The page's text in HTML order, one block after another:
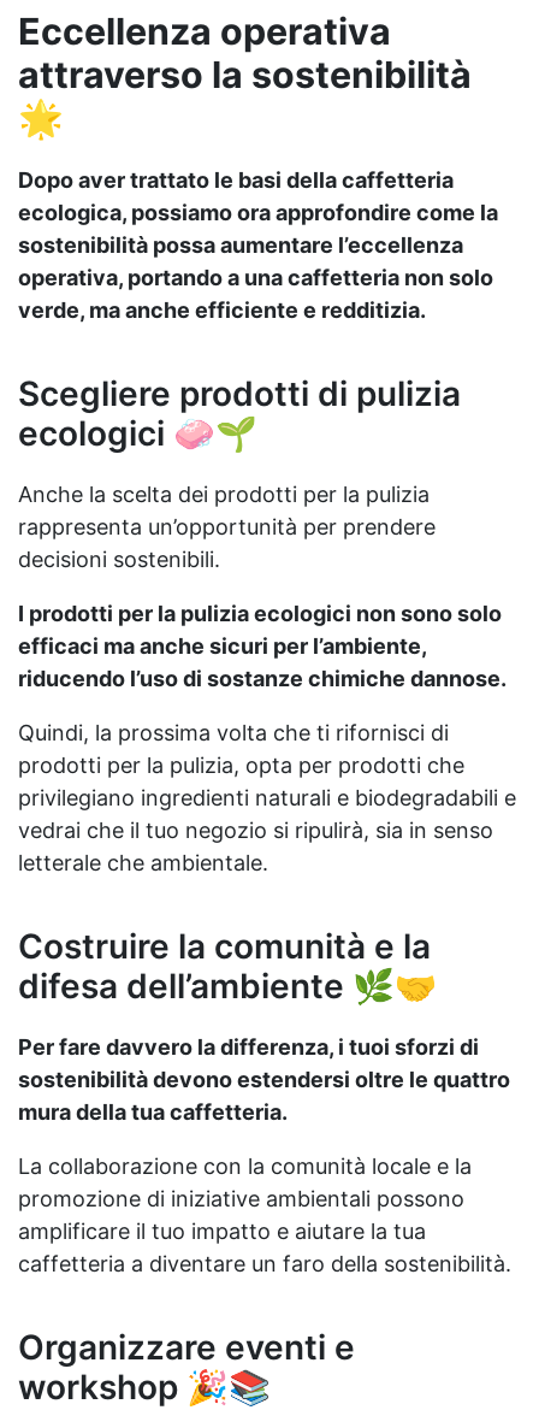
Eccellenza operativa
attraverso la sostenibilità
🌟
Dopo aver trattato le basi della caffetteria
ecologica, possiamo ora approfondire come la
sostenibilità possa aumentare l’eccellenza
operativa, portando a una caffetteria non solo
verde, ma anche efficiente e redditizia.
Scegliere prodotti di pulizia
ecologici 🧼🌱
Anche la scelta dei prodotti per la pulizia
rappresenta un’opportunità per prendere
decisioni sostenibili.
I prodotti per la pulizia ecologici non sono solo
efficaci ma anche sicuri per l’ambiente,
riducendo l’uso di sostanze chimiche dannose.
Quindi, la prossima volta che ti rifornisci di
prodotti per la pulizia, opta per prodotti che
privilegiano ingredienti naturali e biodegradabili e
vedrai che il tuo negozio si ripulirà, sia in senso
letterale che ambientale.
Costruire la comunità e la
difesa dell’ambiente 🌿🤝
Per fare davvero la differenza, i tuoi sforzi di
sostenibilità devono estendersi oltre le quattro
mura della tua caffetteria.
La collaborazione con la comunità locale e la
promozione di iniziative ambientali possono
amplificare il tuo impatto e aiutare la tua
caffetteria a diventare un faro della sostenibilità.
Organizzare eventi e
workshop 🎉📚